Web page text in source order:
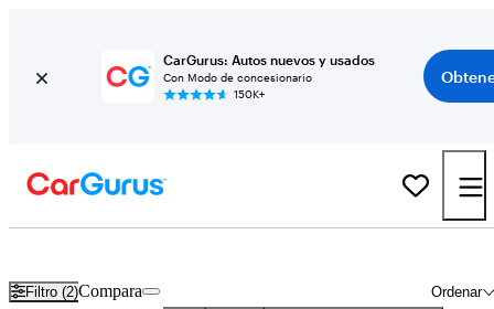
CarGurus: Autos nuevos y usados
Con Modo de concesionario
150K+
Filtro (2) Ordenar
Compara